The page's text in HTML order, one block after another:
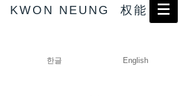
KWON NEUNG 权能
한글 English